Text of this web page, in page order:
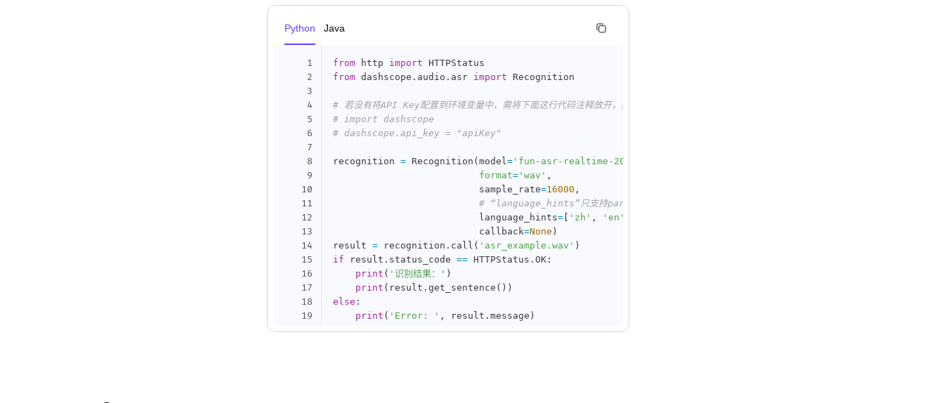
Python Java
1
2
3
4
5
6
7
8
9
10
11
12
13
14
15
16
17
18
19
20
from http import
from dashscope . audio . asr import Recognition
# 若没有将API Key配置到环境变量中，需将下面这行代码注释放开，并将apiKey替换为自己的API Key
# import dashscope
# dashscope.api_key = "apiKey"
recognition = Recognition ( model= 'fun-asr-realtime-2026-02-28'
format= 'wav' ,
                          sample_rate
=16000 ,
# “language_hints”只支持paraformer-realtime-v2模型
                          language_hints
= 'zh' , 'en'
                          callback
=None )
result = recognition . call ( 'asr_example.wav' )
if result . status_code == HTTPStatus . OK :
print ( '识别结果：' )
print ( result . get_sentence ( ) )
else :
print ( 'Error: ' , result . message )